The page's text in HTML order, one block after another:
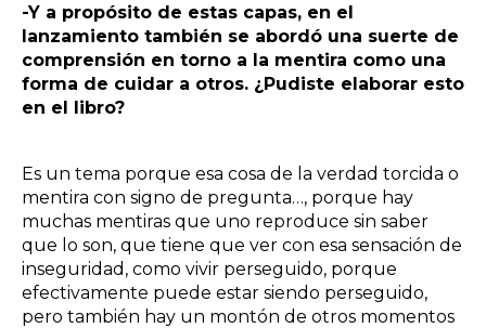
-Y a propósito de estas capas, en el
lanzamiento también se abordó una suerte de
comprensión en torno a la mentira como una
forma de cuidar a otros. ¿Pudiste elaborar esto
en el libro?
Es un tema porque esa cosa de la verdad torcida o
mentira con signo de pregunta…, porque hay
muchas mentiras que uno reproduce sin saber
que lo son, que tiene que ver con esa sensación de
inseguridad, como vivir perseguido, porque
efectivamente puede estar siendo perseguido,
pero también hay un montón de otros momentos